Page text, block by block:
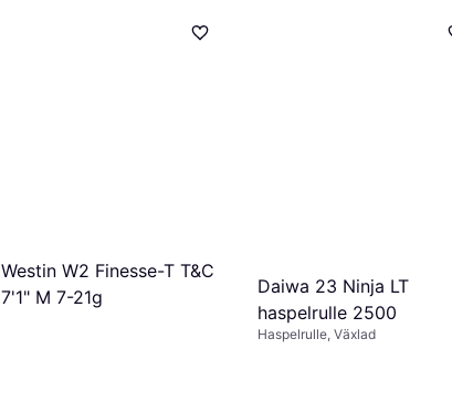
Westin W2 Finesse-T T&C
7'1" M 7-21g
Daiwa 23 Ninja LT
haspelrulle 2500
Haspelrulle, Växlad